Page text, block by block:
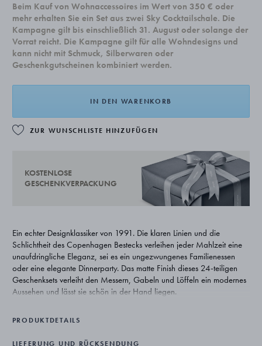
Beim Kauf von Wohnaccessoires im Wert von 350 € oder
mehr erhalten Sie ein Set aus zwei Sky Cocktailschale. Die
Kampagne gilt bis einschließlich 31. August oder solange der
Vorrat reicht. Die Kampagne gilt für alle Wohndesigns und
kann nicht mit Schmuck, Silberwaren oder
Geschenkgutscheinen kombiniert werden.
IN DEN WARENKORB
ZUR WUNSCHLISTE HINZUFÜGEN
KOSTENLOSE
GESCHENKVERPACKUNG
Ein echter Designklassiker von 1991. Die klaren Linien und die
Schlichtheit des Copenhagen Bestecks verleihen jeder Mahlzeit eine
unaufdringliche Eleganz, sei es ein ungezwungenes Familienessen
oder eine elegante Dinnerparty. Das matte Finish dieses 24-teiligen
Geschenksets verleiht den Messern, Gabeln und Löffeln ein modernes
Aussehen und lässt sie schön in der Hand liegen.
Architektin ausgebildet, was sich in ihrer Liebe zum Detail und ihrem
starken Formgefühl zeigt. Ihre Arbeiten für Georg Jensen sind zu
PRODUKTDETAILS
LIEFERUNG UND RÜCKSENDUNG